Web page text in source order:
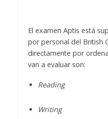
El examen Aptis está
por personal del British
directamente por
van a evaluar son:
Reading
Writing